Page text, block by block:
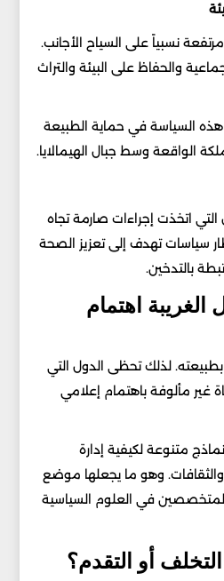
نسبياً على السياح الأجانب.
والحفاظ على البيئة والتراث
السياسة في حماية الطبيعة
الواقعة وسط جبال الهيمالايا.
التي اتخذت إجراءات صارمة تجاه
سياسات تهدف إلى تعزيز الصحة
بالتدخين.
الغريبة اهتمام
بطبيعته. لذلك تحظى الدول التي
غير مألوفة باهتمام إعلامي
متنوعة لكيفية إدارة
وهو ما يجعلها موضع
في العلوم السياسية
أو التقدم؟